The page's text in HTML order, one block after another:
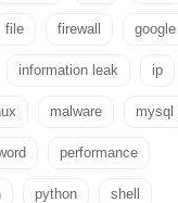
file firewall google
information leak ip
malware mysql
performance
python shell